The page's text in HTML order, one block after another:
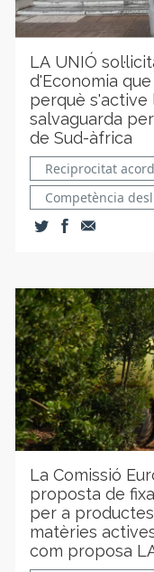
LA UNIÓ
d'Economia
perquè s'active
salvaguarda
de Sud-àfrica
Reciprocitat
Competència
La Comissió
proposta de
per a
matèries
com proposa